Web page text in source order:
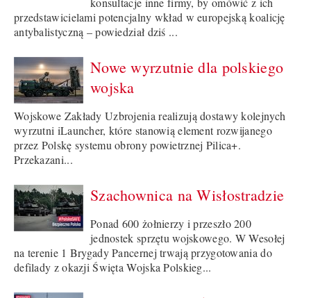
przedstawicielami potencjalny wkład w europejską koalicję
antybalistyczną – powiedział dziś ...
Nowe wyrzutnie dla polskiego
wojska
Wojskowe Zakłady Uzbrojenia realizują dostawy kolejnych
wyrzutni iLauncher, które stanowią element rozwijanego
przez Polskę systemu obrony powietrznej Pilica+.
Przekazani...
Szachownica na Wisłostradzie
Ponad 600 żołnierzy i przeszło 200
jednostek sprzętu wojskowego. W Wesołej
na terenie 1 Brygady Pancernej trwają przygotowania do
defilady z okazji Święta Wojska Polskieg...